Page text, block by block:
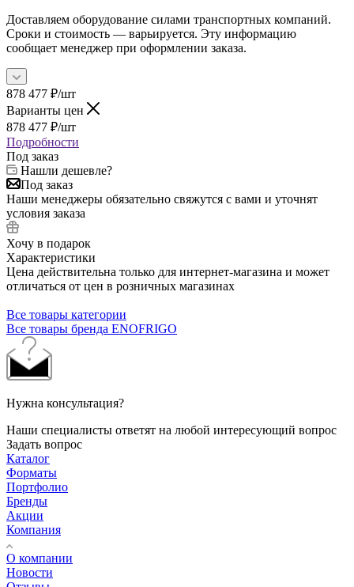
Доставляем оборудование силами транспортных компаний.
Сроки и стоимость — варьируется. Эту информацию
сообщает менеджер при оформлении заказа.
878 477 ₽/шт
Варианты цен
878 477 ₽/шт
Подробности
Под заказ
Нашли дешевле?
Под заказ
Наши менеджеры обязательно свяжутся с вами и уточнят
условия заказа
Хочу в подарок
Характеристики
Цена действительна только для интернет-магазина и может
отличаться от цен в розничных магазинах
Все товары категории
Все товары бренда ENOFRIGO
Нужна консультация?
Наши специалисты ответят на любой интересующий вопрос
Задать вопрос
Каталог
Форматы
Портфолио
Бренды
Акции
Компания
О компании
Новости